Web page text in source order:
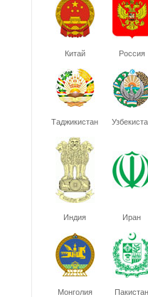
Китай Россия
Таджикистан
Индия Иран
Монголия Пакистан